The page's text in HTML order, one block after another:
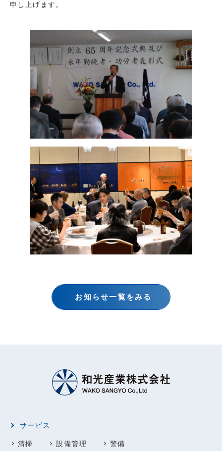
申し上げます。
お知らせ一覧をみる
サービス
清掃 設備管理 警備